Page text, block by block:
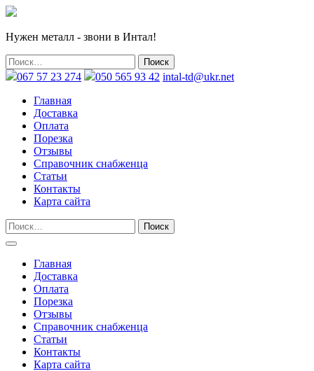
Нужен металл - звони в Интал!
067 57 23 274 050 565 93 42 intal-td@ukr.net
Главная
Доставка
Оплата
Порезка
Отзывы
Справочник снабженца
Статьи
Контакты
Карта сайта
Главная
Доставка
Оплата
Порезка
Отзывы
Справочник снабженца
Статьи
Контакты
Карта сайта